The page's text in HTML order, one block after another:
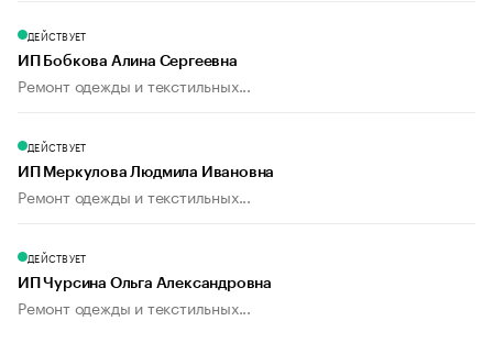
ДЕЙСТВУЕТ
ИП Бобкова Алина Сергеевна
Ремонт одежды и текстильных...
ДЕЙСТВУЕТ
ИП Меркулова Людмила Ивановна
Ремонт одежды и текстильных...
ДЕЙСТВУЕТ
ИП Чурсина Ольга Александровна
Ремонт одежды и текстильных...